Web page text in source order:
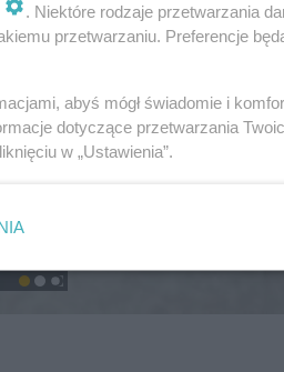
. Niektóre rodzaje przetwarzania
przetwarzaniu. Preferencje
abyś mógł świadomie i
dotyczące przetwarzania
w „Ustawienia”.